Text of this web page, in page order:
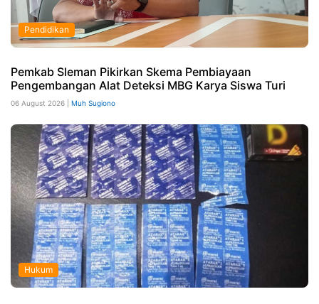
Pendidikan
Pemkab Sleman Pikirkan Skema Pembiayaan
Pengembangan Alat Deteksi MBG Karya Siswa Turi
06 August 2026 | Muh Sugiono
Hukum